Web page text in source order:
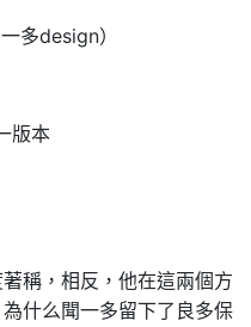
多design）
版本
稱，相反，他在這兩個方
什么聞一多留下了良多保